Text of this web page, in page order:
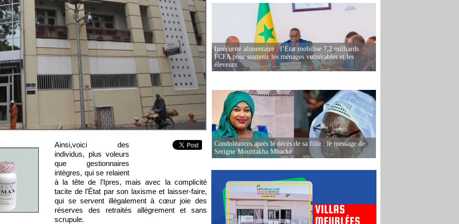
Ainsi,voici des
individus, plus voleurs
que gestionnaires
intègres, qui se relaient
à la tête de l’Ipres, mais avec la complicité
tacite de l’État par son laxisme et laisser-faire,
qui se servent illégalement à cœur joie des
réserves des retraités allègrement et sans
scrupule.
Insécurité alimentaire : l’État mobilise 7,2 milliards
FCFA pour soutenir les ménages vulnérables et les
éleveurs
Condoléances après le décès de sa fille : le message de
Serigne Mountakha Mbacké